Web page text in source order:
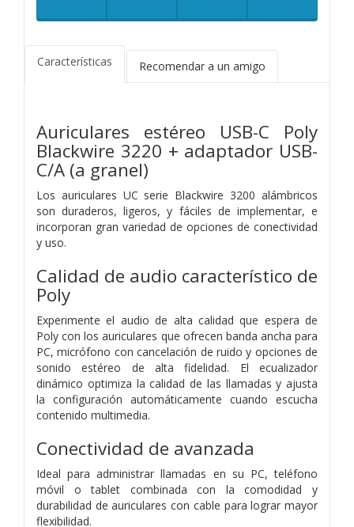
Características Recomendar a un amigo
Auriculares estéreo USB-C Poly
Blackwire 3220 + adaptador USB-
C/A (a granel)
Los auriculares UC serie Blackwire 3200 alámbricos
son duraderos, ligeros, y fáciles de implementar, e
incorporan gran variedad de opciones de conectividad
y uso.
Calidad de audio característico de
Poly
Experimente el audio de alta calidad que espera de
Poly con los auriculares que ofrecen banda ancha para
PC, micrófono con cancelación de ruido y opciones de
sonido estéreo de alta fidelidad. El ecualizador
dinámico optimiza la calidad de las llamadas y ajusta
la configuración automáticamente cuando escucha
contenido multimedia.
Conectividad de avanzada
Ideal para administrar llamadas en su PC, teléfono
móvil o tablet combinada con la comodidad y
durabilidad de auriculares con cable para lograr mayor
flexibilidad.